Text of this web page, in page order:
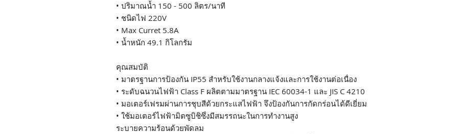
• ปริมาณน้ำ 150 - 500 ลิตร/นาที
• ชนิดไฟ 220V
• Max Curret 5.8A
• น้ำหนัก 49.1 กิโลกรัม
คุณสมบัติ
• มาตรฐานการป้องกัน IP55 สำหรับใช้งานกลางแจ้งและการใช้งานต่อเนื่อง
• ระดับฉนวนไฟฟ้า Class F ผลิตตามมาตรฐาน IEC 60034-1 และ JIS C 4210
• มอเตอร์เฟรมผ่านการชุบสีด้วยกระแสไฟฟ้า จึงป้องกันการกัดกร่อนได้ดีเยี่ยม
• ใช้มอเตอร์ไฟฟ้ามิตซูบิชิซึ่งมีสมรรถนะในการทำงานสูง
ระบายความร้อนด้วยพัดลม